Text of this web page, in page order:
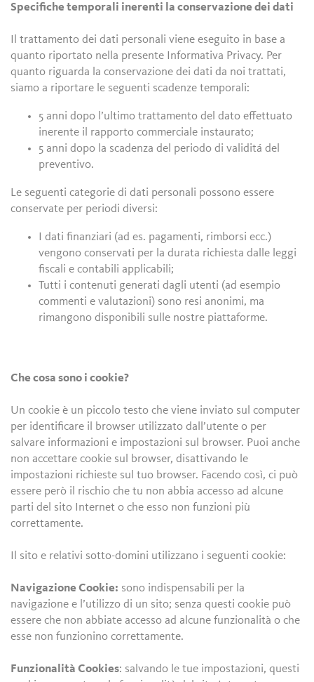
Specifiche temporali inerenti la conservazione dei dati
Il trattamento dei dati personali viene eseguito in base a
quanto riportato nella presente Informativa Privacy. Per
quanto riguarda la conservazione dei dati da noi trattati,
siamo a riportare le seguenti scadenze temporali:
5 anni dopo l’ultimo trattamento del dato effettuato
inerente il rapporto commerciale instaurato;
5 anni dopo la scadenza del periodo di validitá del
preventivo.
Le seguenti categorie di dati personali possono essere
conservate per periodi diversi:
I dati finanziari (ad es. pagamenti, rimborsi ecc.)
vengono conservati per la durata richiesta dalle leggi
fiscali e contabili applicabili;
Tutti i contenuti generati dagli utenti (ad esempio
commenti e valutazioni) sono resi anonimi, ma
rimangono disponibili sulle nostre piattaforme.
Che cosa sono i cookie?
Un cookie è un piccolo testo che viene inviato sul computer
per identificare il browser utilizzato dall’utente o per
salvare informazioni e impostazioni sul browser. Puoi anche
non accettare cookie sul browser, disattivando le
impostazioni richieste sul tuo browser. Facendo così, ci può
essere però il rischio che tu non abbia accesso ad alcune
parti del sito Internet o che esso non funzioni più
correttamente.
Il sito e relativi sotto-domini utilizzano i seguenti cookie:
Navigazione Cookie: sono indispensabili per la
navigazione e l’utilizzo di un sito; senza questi cookie può
essere che non abbiate accesso ad alcune funzionalità o che
esse non funzionino correttamente.
Funzionalità Cookies: salvando le tue impostazioni, questi